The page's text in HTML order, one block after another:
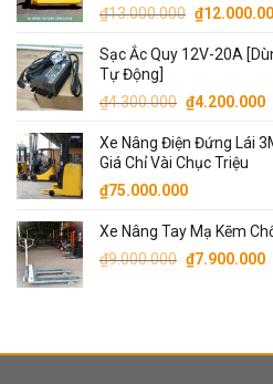
₫13.000.000 Giá
là:
₫
Sạc Ắc Quy 12V-20A
Tự Động]
₫4.300.000 Giá
là:
₫4.300.000.
₫4.200.000
Xe Nâng Điện Đứng Lái
Giá Chỉ Vài Chục Triệu
₫75.000.000
Xe Nâng Tay Mạ Kẽm
₫9.000.000 Giá
₫7.900.000